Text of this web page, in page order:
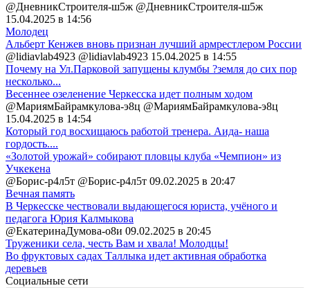
@ДневникСтроителя-ш5ж @ДневникСтроителя-ш5ж
15.04.2025 в 14:56
Молодец
Альберт Кенжев вновь признан лучший армрестлером России
@lidiavlab4923 @lidiavlab4923 15.04.2025 в 14:55
Почему на Ул.Парковой запущены клумбы ?земля до сих пор
несколько...
Весеннее озеленение Черкесска идет полным ходом
@МариямБайрамкулова-э8ц @МариямБайрамкулова-э8ц
15.04.2025 в 14:54
Который год восхищаюсь работой тренера. Аида- наша
гордость....
«Золотой урожай» собирают пловцы клуба «Чемпион» из
Учкекена
@Борис-р4л5т @Борис-р4л5т 09.02.2025 в 20:47
Вечная память
В Черкесске чествовали выдающегося юриста, учёного и
педагога Юрия Калмыкова
@ЕкатеринаДумова-о8и 09.02.2025 в 20:45
Труженики села, честь Вам и хвала! Молодцы!
Во фруктовых садах Таллыка идет активная обработка
деревьев
Социальные сети